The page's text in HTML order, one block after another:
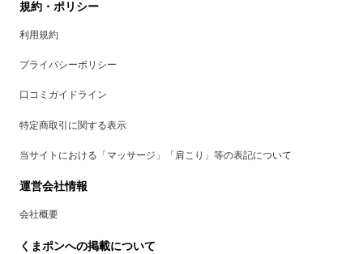
規約・ポリシー
利用規約
プライバシーポリシー
口コミガイドライン
特定商取引に関する表示
当サイトにおける「マッサージ」「肩こり」等の表記について
運営会社情報
会社概要
くまポンへの掲載について